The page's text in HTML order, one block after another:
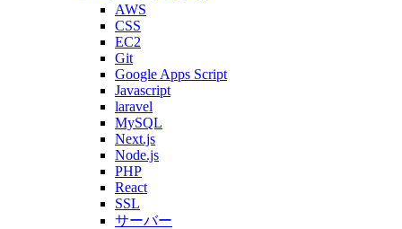
AWS
CSS
EC2
Git
Google Apps Script
Javascript
laravel
MySQL
Next.js
Node.js
PHP
React
SSL
サーバー